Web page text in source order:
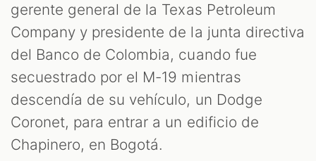
gerente general de la Texas Petroleum
Company y presidente de la junta directiva
del Banco de Colombia, cuando fue
secuestrado por el M-19 mientras
descendía de su vehículo, un Dodge
Coronet, para entrar a un edificio de
Chapinero, en Bogotá.